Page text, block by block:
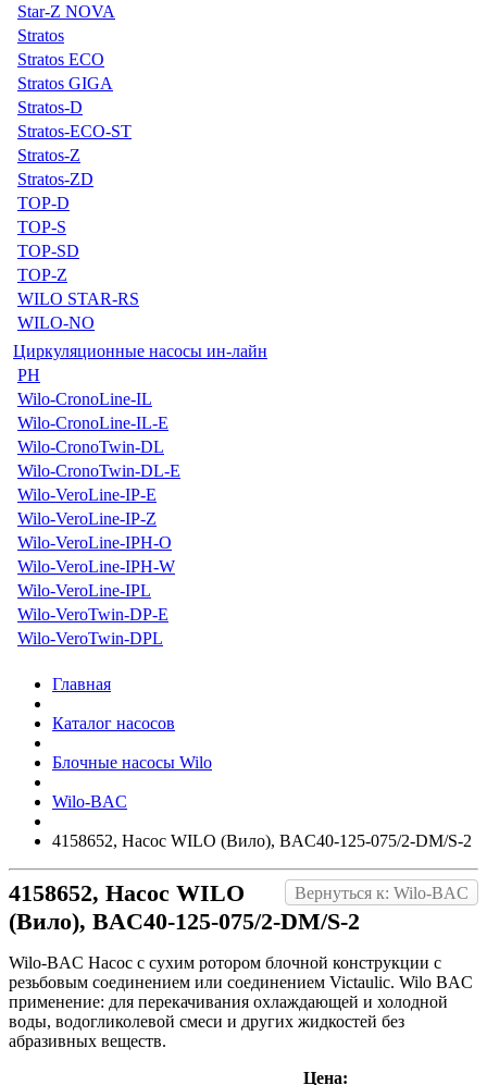
Star-Z NOVA
Stratos
Stratos ECO
Stratos GIGA
Stratos-D
Stratos-ECO-ST
Stratos-Z
Stratos-ZD
TOP-D
TOP-S
TOP-SD
TOP-Z
WILO STAR-RS
WILO-NO
Циркуляционные насосы ин-лайн
PH
Wilo-CronoLine-IL
Wilo-CronoLine-IL-E
Wilo-CronoTwin-DL
Wilo-CronoTwin-DL-E
Wilo-VeroLine-IP-E
Wilo-VeroLine-IP-Z
Wilo-VeroLine-IPH-O
Wilo-VeroLine-IPH-W
Wilo-VeroLine-IPL
Wilo-VeroTwin-DP-E
Wilo-VeroTwin-DPL
Главная
Каталог насосов
Блочные насосы Wilo
Wilo-BAC
4158652, Насос WILO (Вило), BAC40-125-075/2-DM/S-2
Вернуться к: Wilo-BAC
4158652, Насос WILO
(Вило), BAC40-125-075/2-DM/S-2
Wilo-BAC Насос с сухим ротором блочной конструкции с
резьбовым соединением или соединением Victaulic. Wilo BAC
применение: для перекачивания охлаждающей и холодной
воды, водогликолевой смеси и других жидкостей без
абразивных веществ.
Цена: